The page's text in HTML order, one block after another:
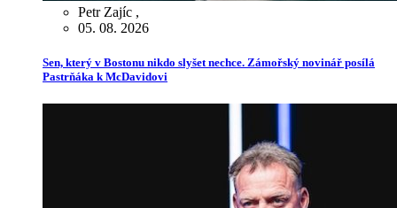
Petr Zajíc ,
05. 08. 2026
Sen, který v Bostonu nikdo slyšet nechce. Zámořský novinář posílá
Pastrňáka k McDavidovi